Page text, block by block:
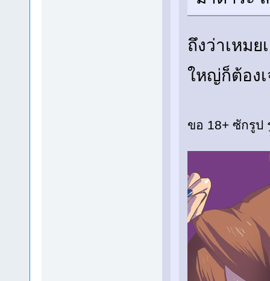
ถึงว่าเหม
ใหญ่ก็ต้อง
ขอ 18+ ซักรูป